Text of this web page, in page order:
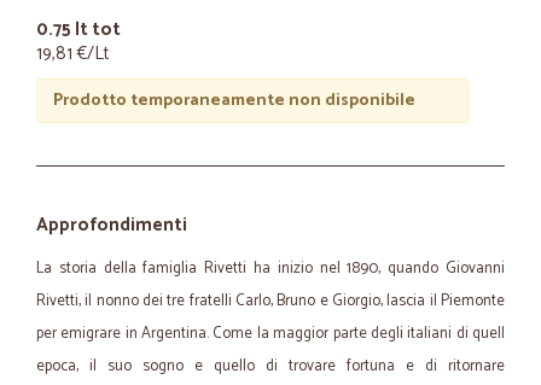
0.75 lt tot
19,81 €/Lt
Prodotto temporaneamente non disponibile
Approfondimenti
La storia della famiglia Rivetti ha inizio nel 1890, quando Giovanni
Rivetti, il nonno dei tre fratelli Carlo, Bruno e Giorgio, lascia il Piemonte
per emigrare in Argentina. Come la maggior parte degli italiani di quell
epoca, il suo sogno e quello di trovare fortuna e di ritornare